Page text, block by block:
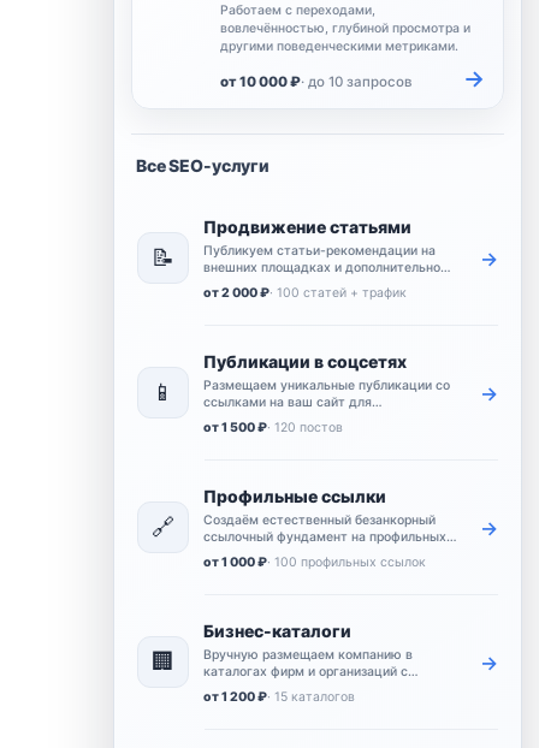
Работаем с переходами,
вовлечённостью, глубиной просмотра и
другими поведенческими метриками.
от 10 000 ₽· до 10 запросов →
Все SEO-услуги
📝
Продвижение статьями
Публикуем статьи-рекомендации на
внешних площадках и дополнительно
усиливаем их переходами и
поведенческими сигналами.
от 2 000 ₽· 100 статей + трафик
→
📱
Публикации в соцсетях
Размещаем уникальные публикации со
ссылками на ваш сайт для
естественных упоминаний и
дополнительного охвата.
от 1 500 ₽· 120 постов
→
🔗
Профильные ссылки
Создаём естественный безанкорный
ссылочный фундамент на профильных
площадках для базового продвижения
сайта.
от 1 000 ₽· 100 профильных ссылок
→
🏢
Бизнес-каталоги
Вручную размещаем компанию в
каталогах фирм и организаций с
контактами, описанием и ссылкой на
сайт.
от 1 200 ₽· 15 каталогов
→